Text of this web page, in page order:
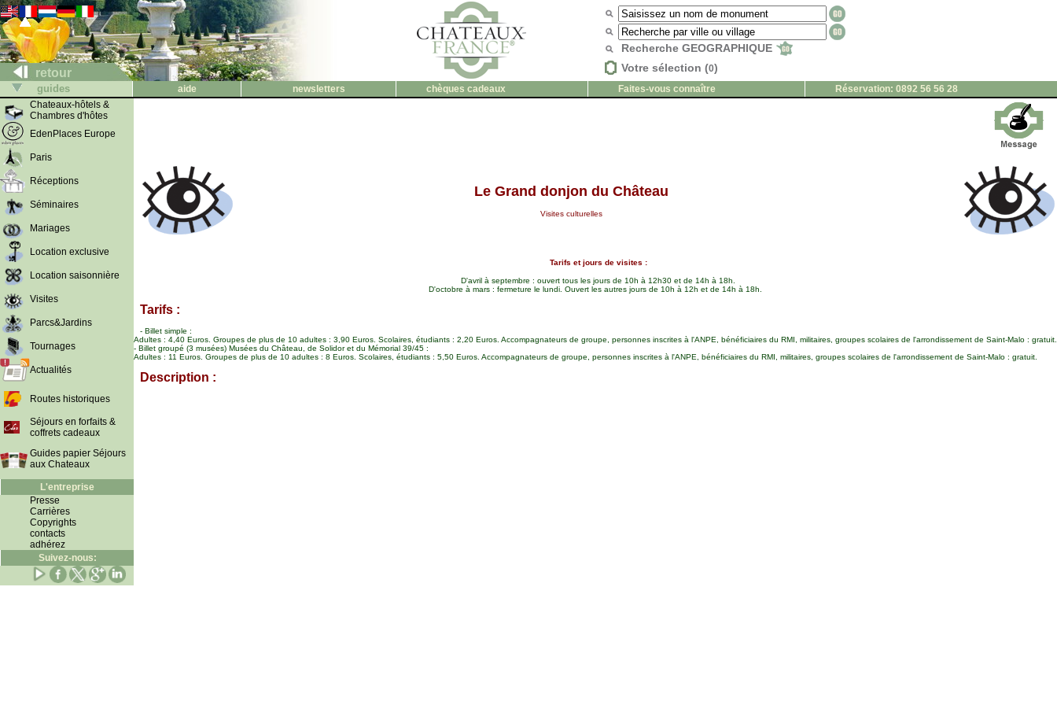
retour
Recherche GEOGRAPHIQUE
Votre sélection (0)
guides aide newsletters chèques cadeaux Faites-vous connaître
Réservation: 0892 56 56 28
Chateaux-hôtels &
Chambres d'hôtes
EdenPlaces Europe
Paris
Réceptions
Séminaires
Mariages
Location exclusive
Location saisonnière
Visites
Parcs&Jardins
Tournages
Actualités
Routes historiques
Séjours en forfaits &
coffrets cadeaux
Guides papier Séjours
aux Chateaux
L'entreprise
Presse
Carrières
Copyrights
contacts
adhérez
Suivez-nous:
Le Grand donjon du Château
Visites culturelles
Tarifs et jours de visites :
D'avril à septembre : ouvert tous les jours de 10h à 12h30 et de 14h à 18h.
D'octobre à mars : fermeture le lundi. Ouvert les autres jours de 10h à 12h et de 14h à 18h.
Tarifs :
- Billet simple :
Adultes : 4,40 Euros. Groupes de plus de 10 adultes : 3,90 Euros. Scolaires, étudiants : 2,20 Euros. Accompagnateurs de groupe, personnes inscrites à l'ANPE, bénéficiaires du RMI, militaires, groupes scolaires de l'arrondissement de Saint-Malo : gratuit.
- Billet groupé (3 musées) Musées du Château, de Solidor et du Mémorial 39/45 :
Adultes : 11 Euros. Groupes de plus de 10 adultes : 8 Euros. Scolaires, étudiants : 5,50 Euros. Accompagnateurs de groupe, personnes inscrites à l'ANPE, bénéficiaires du RMI, militaires, groupes scolaires de l'arrondissement de Saint-Malo : gratuit.
Description :